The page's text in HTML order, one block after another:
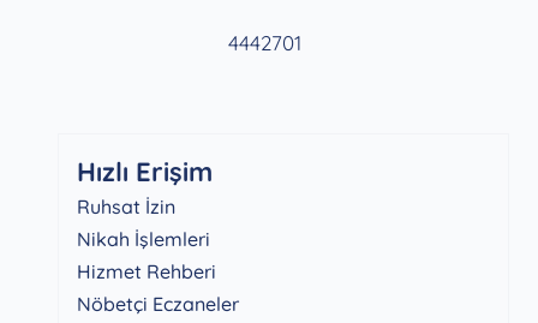
4442701
Hızlı Erişim
Ruhsat İzin
Nikah İşlemleri
Hizmet Rehberi
Nöbetçi Eczaneler